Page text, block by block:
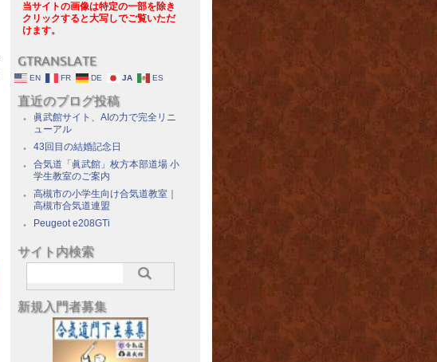
当サイトの画像は特定の一部を除き
クリックすると大写しでご覧いただ
けます。
GTRANSLATE
EN FR DE JA ES
直近のブログ投稿
眞武館サイト、AIの力で完全リニ
ューアル
43回目の結婚記念日
合気道「眞武館」枚方本部道場 小
学生教室のご案内
高槻市の小学生向け合気道教室｜
高槻市合気道連盟
Peugeot e208GTi
サイト内検索
新規入門者募集